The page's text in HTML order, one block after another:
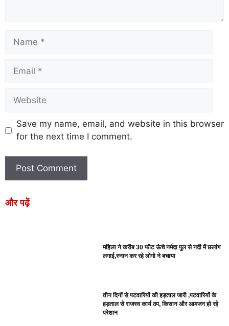
Save my name, email, and website in this browser
for the next time I comment.
और पढ़ें
महिला ने करीब 30 फीट ऊंचे नर्मदा पुल से नदी में छलांग
लगाई,स्नान कर रहे लोगो ने बचाया
तीन दिनों से पटवारियों की हड़ताल जारी ,पटवारियों के
हड़ताल से राजस्व कार्य ठप, किसान और आमजन हो रहे
परेशान